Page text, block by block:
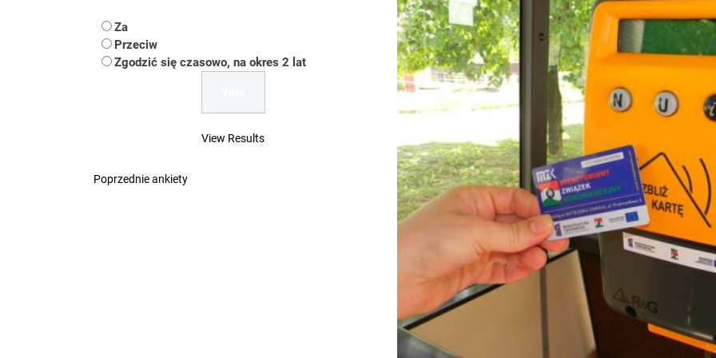
Uwaga Dębieńsko – woda nieprzydatna do spożycia!!!
Ilu mieszkańców ma Rybnik?
Dość komentowania kolejnych afer w ochronie zdrowia — czas zacząć mówić o
Za
Przeciw
Zgodzić się czasowo, na okres 2 lat
View Results
Poprzednie ankiety